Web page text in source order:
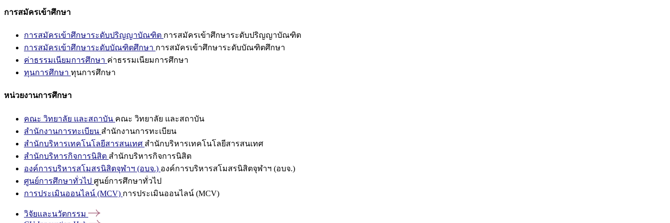
การสมัครเข้าศึกษา
การสมัครเข้าศึกษาระดับปริญญาบัณฑิต การสมัครเข้าศึกษาระดับปริญญาบัณฑิต
การสมัครเข้าศึกษาระดับบัณฑิตศึกษา การสมัครเข้าศึกษาระดับบัณฑิตศึกษา
ค่าธรรมเนียมการศึกษา ค่าธรรมเนียมการศึกษา
ทุนการศึกษา ทุนการศึกษา
หน่วยงานการศึกษา
คณะ วิทยาลัย และสถาบัน คณะ วิทยาลัย และสถาบัน
สำนักงานการทะเบียน สำนักงานการทะเบียน
สำนักบริหารเทคโนโลยีสารสนเทศ สำนักบริหารเทคโนโลยีสารสนเทศ
สำนักบริหารกิจการนิสิต สำนักบริหารกิจการนิสิต
องค์การบริหารสโมสรนิสิตจุฬาฯ (อบจ.) องค์การบริหารสโมสรนิสิตจุฬาฯ (อบจ.)
ศูนย์การศึกษาทั่วไป ศูนย์การศึกษาทั่วไป
การประเมินออนไลน์ (MCV) การประเมินออนไลน์ (MCV)
วิจัยและนวัตกรรม